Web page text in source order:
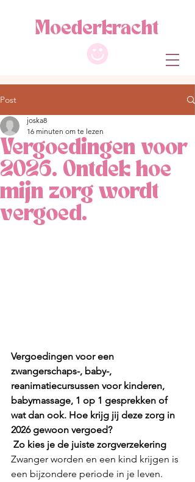
Moederkracht
Post
Vergoedingen voor
2026. Ontdek hoe
mijn zorg wordt
vergoed.
joska8
16 minuten om te lezen
Vergoedingen voor een
zwangerschaps-, baby-,
reanimatiecursussen voor kinderen,
babymassage, 1 op 1 gesprekken of
wat dan ook. Hoe krijg jij deze zorg in
2026 gewoon vergoed?
Zo kies je de juiste zorgverzekering
Zwanger worden en een kind krijgen is
een bijzondere periode in je leven.